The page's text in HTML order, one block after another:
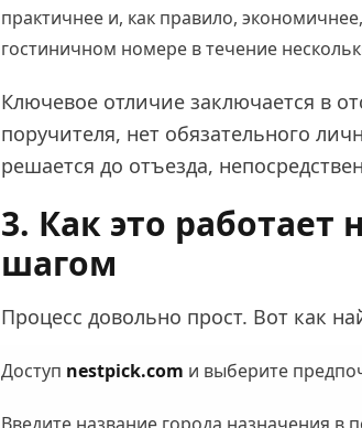
практичнее и, как правило,
гостиничном номере в течение
Ключевое отличие заключается в
поручителя, нет обязательного
решается до отъезда,
3. Как это работает
шагом
Процесс довольно прост. Вот как
Доступ nestpick.com и выберите